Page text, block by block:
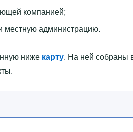
компанией;
местную администрацию.
ниже карту. На ней собраны